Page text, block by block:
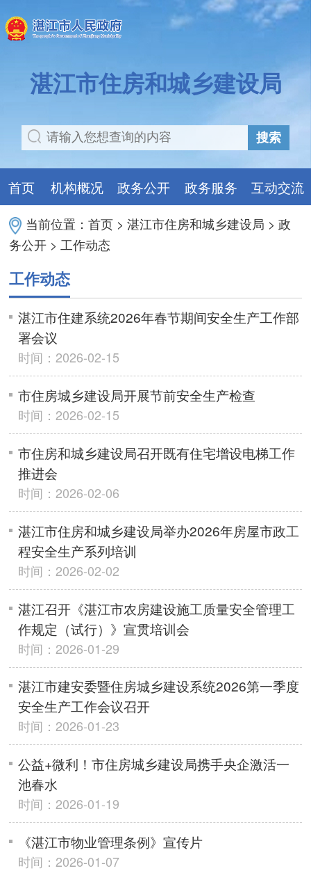
湛江市住房和城乡建设局
搜索
首页 机构概况 政务公开 政务服务 互动交流
当前位置：首页 >湛江市住房和城乡建设局 >政
务公开 > 工作动态
工作动态
湛江市住建系统2026年春节期间安全生产工作部
署会议
时间：2026-02-15
市住房城乡建设局开展节前安全生产检查
时间：2026-02-15
市住房和城乡建设局召开既有住宅增设电梯工作
推进会
时间：2026-02-06
湛江市住房和城乡建设局举办2026年房屋市政工
程安全生产系列培训
时间：2026-02-02
湛江召开《湛江市农房建设施工质量安全管理工
作规定（试行）》宣贯培训会
时间：2026-01-29
湛江市建安委暨住房城乡建设系统2026第一季度
安全生产工作会议召开
时间：2026-01-23
公益+微利！市住房城乡建设局携手央企激活一
池春水
时间：2026-01-19
《湛江市物业管理条例》宣传片
时间：2026-01-07